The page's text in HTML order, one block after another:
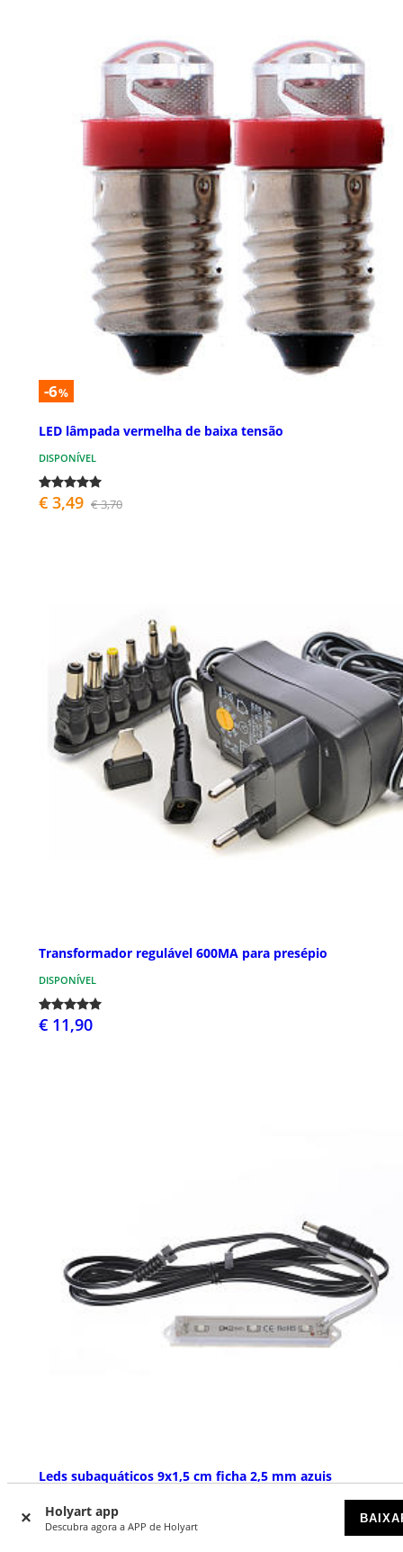
Holyart app
Descubra agora a APP de Holyart
-6%
LED lâmpada vermelha de baixa tensão
DISPONÍVEL
€ 3,49 € 3,70
Transformador regulável 600MA para presépio
DISPONÍVEL
€ 11,90
Leds subaquáticos 9x1,5 cm ficha 2,5 mm azuis
DISPONÍVEL